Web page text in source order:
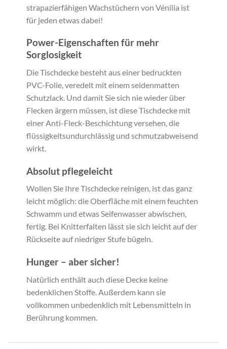
strapazierfähigen Wachstüchern von Vénilia ist
für jeden etwas dabei!
Power-Eigenschaften für mehr
Sorglosigkeit
Die Tischdecke besteht aus einer bedruckten
PVC-Folie, veredelt mit einem seidenmatten
Schutzlack. Und damit Sie sich nie wieder über
Flecken ärgern müssen, ist diese Tischdecke mit
einer Anti-Fleck-Beschichtung versehen, die
flüssigkeitsundurchlässig und schmutzabweisend
wirkt.
Absolut pflegeleicht
Wollen Sie Ihre Tischdecke reinigen, ist das ganz
leicht möglich: die Oberfläche mit einem feuchten
Schwamm und etwas Seifenwasser abwischen,
fertig. Bei Knitterfalten lässt sie sich leicht auf der
Rückseite auf niedriger Stufe bügeln.
Hunger – aber sicher!
Natürlich enthält auch diese Decke keine
bedenklichen Stoffe. Außerdem kann sie
vollkommen unbedenklich mit Lebensmitteln in
Berührung kommen.